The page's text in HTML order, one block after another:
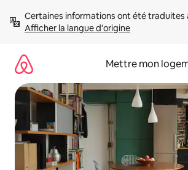
directement
Afficher la langue d'origine
Mettre mon